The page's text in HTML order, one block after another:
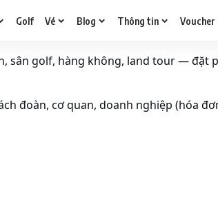
Golf Vé Blog Thông tin Voucher
sân golf, hàng không, land tour — đặt
đoàn, cơ quan, doanh nghiệp (hóa